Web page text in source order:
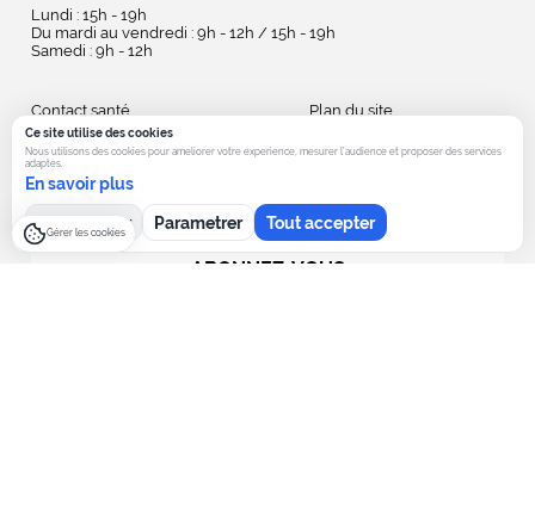
Lundi : 15h - 19h
Du mardi au vendredi : 9h - 12h / 15h - 19h
Samedi : 9h - 12h
Contact santé
Nouveaux arrivants
Coordonnées et horaires
Marchés publics
Publications
Plan du site
Politique des cookies
Mentions Légales
ABONNEZ-VOUS
Ce site utilise des cookies
Nous utilisons des cookies pour ameliorer votre experience, mesurer l’audience et proposer des services
adaptes.
En savoir plus
Tout refuser Parametrer Tout accepter
Gérer les cookies